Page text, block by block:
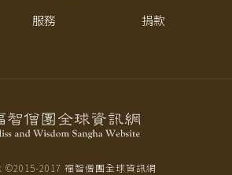
服務 捐款
©2015-2017 福智僧團全球資訊網